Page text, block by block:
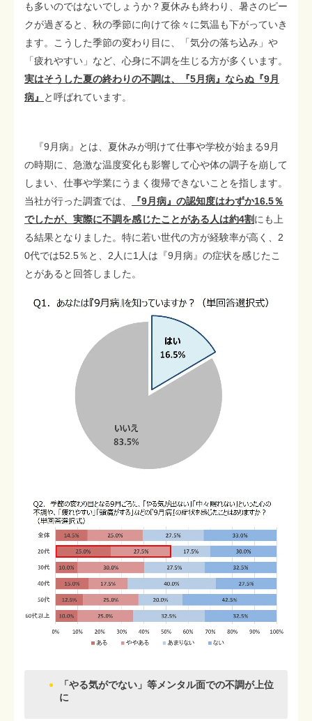
も多いのではないでしょうか？夏休みも終わり、暑さのピー
クが過ぎると、秋の季節に向けて徐々に気温も下がっていき
ます。こうした季節の変わり目に、「気分の落ち込み」や
「疲れやすい」など、心身に不調を生じる方が多くいます。
実はそうした夏の終わりの不調は、『5月病』ならぬ『9月
病』
と呼ばれています。
『9月病』とは、夏休みが明けて仕事や学校が始まる9月
の時期に、急激な温度変化も影響して心や体の調子を崩して
しまい、仕事や学業にうまく復帰できないことを指します。
当社が行った調査では、
『9月病』の認知度はわずか16.5％
でしたが、実際に不調を感じたことがある人は約4割にも上
る結果となりました。特に若い世代の方が経験率が高く、2
0代では52.5％と、2人に1人は『9月病』の症状を感じたこ
とがあると回答しました。
「やる気がでない」等メンタル面での不調が上位
に